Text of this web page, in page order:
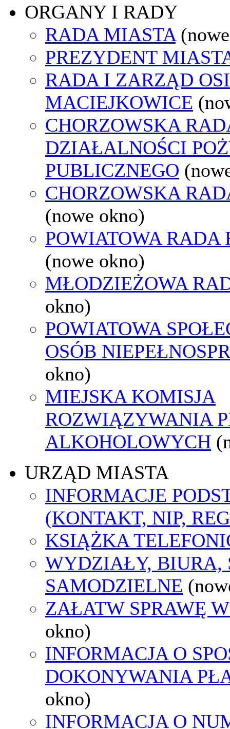
ORGANY I RADY
RADA MIASTA
PREZYDENT
RADA I ZARZĄD
MACIEJKOWICE
CHORZOWSKA
DZIAŁALNOŚCI
PUBLICZNEGO
CHORZOWSKA
(nowe okno)
POWIATOWA RADA
(nowe okno)
MŁODZIEŻOWA
okno)
POWIATOWA
OSÓB
okno)
MIEJSKA KOMISJA
ROZWIĄZYWANIA
ALKOHOLOWYCH
URZĄD MIASTA
INFORMACJE
(KONTAKT, NIP,
KSIĄŻKA
WYDZIAŁY, BIURA,
SAMODZIELNE
ZAŁATW SPRAWĘ
okno)
INFORMACJA O
DOKONYWANIA
okno)
INFORMACJA O